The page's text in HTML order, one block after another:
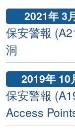
2021年 3
保安警報
洞
2019年 10
保安警報
Access